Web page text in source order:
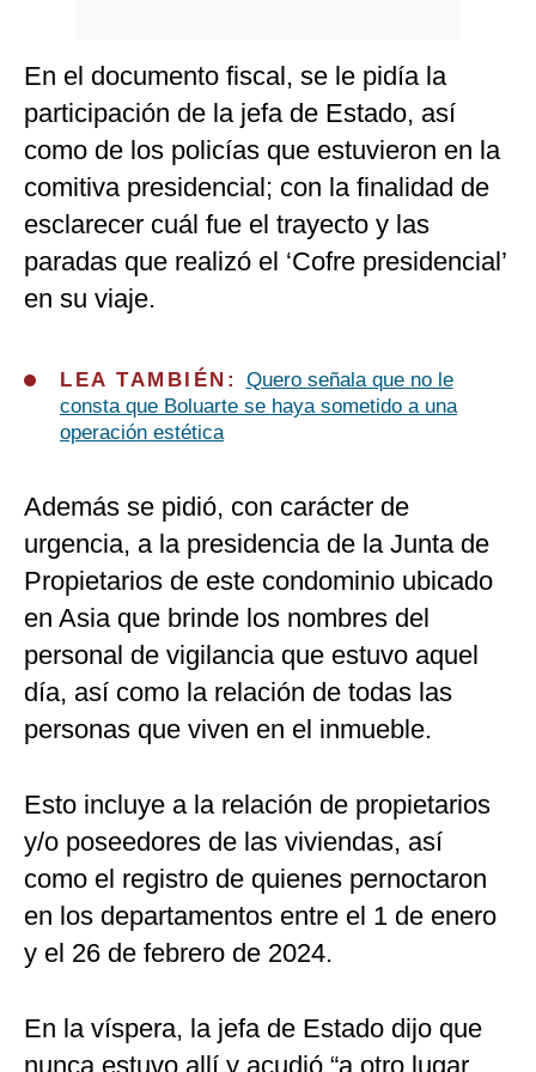
En el documento fiscal, se le pidía la
participación de la jefa de Estado, así
como de los policías que estuvieron en la
comitiva presidencial; con la finalidad de
esclarecer cuál fue el trayecto y las
paradas que realizó el ‘Cofre presidencial’
en su viaje.
LEA TAMBIÉN: Quero señala que no le
consta que Boluarte se haya sometido a una
operación estética
Además se pidió, con carácter de
urgencia, a la presidencia de la Junta de
Propietarios de este condominio ubicado
en Asia que brinde los nombres del
personal de vigilancia que estuvo aquel
día, así como la relación de todas las
personas que viven en el inmueble.
Esto incluye a la relación de propietarios
y/o poseedores de las viviendas, así
como el registro de quienes pernoctaron
en los departamentos entre el 1 de enero
y el 26 de febrero de 2024.
En la víspera, la jefa de Estado dijo que
nunca estuvo allí y acudió “a otro lugar